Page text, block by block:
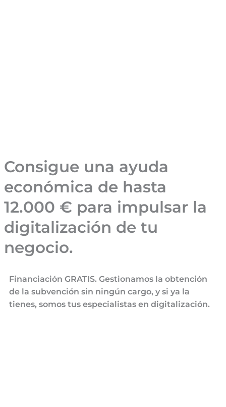
Consigue una ayuda
económica de hasta
12.000 € para impulsar la
digitalización de tu
negocio.
Financiación GRATIS. Gestionamos la obtención
de la subvención sin ningún cargo, y si ya la
tienes, somos tus especialistas en digitalización.